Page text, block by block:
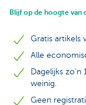
Blijf op de hoogte van
Gratis artikels
Alle
Dagelijks zo'n
weinig.
Geen